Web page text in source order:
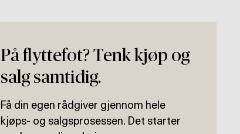
På flyttefot? Tenk kjøp og
salg samtidig.
Få din egen rådgiver gjennom hele
kjøps- og salgsprosessen. Det starter